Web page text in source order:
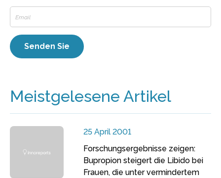
Meistgelesene Artikel
25 April 2001
Forschungsergebnisse zeigen:
Bupropion steigert die Libido bei
Frauen, die unter vermindertem